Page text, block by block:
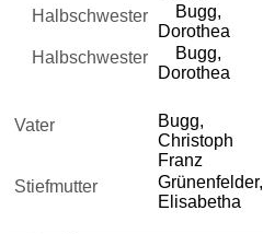
Halbschwester
Bugg,
Dorothea
Halbschwester
Bugg,
Dorothea
Vater
Bugg,
Christoph
Franz
Stiefmutter
Grünenfelder,
Elisabetha